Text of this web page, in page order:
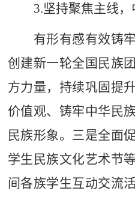
3.坚持聚焦主线
有形有感有效铸
创建新一轮全国民族
方力量，持续巩固提
价值观、铸牢中华民
民族形象。三是全面
学生民族文化艺术节
间各族学生互动交流